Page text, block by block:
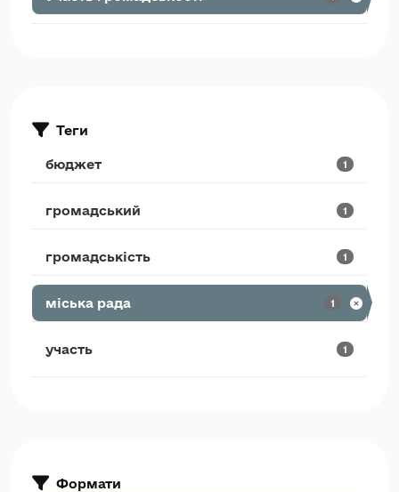
Теги
бюджет 1
громадський 1
громадськість 1
міська рада 1
участь 1
Формати